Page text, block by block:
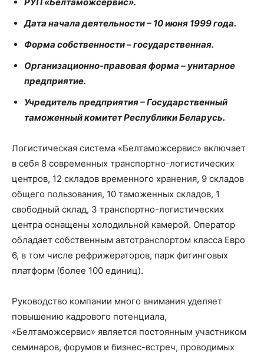
Дата начала деятельности – 10 июня 1999 года.
Форма собственности – государственная.
Организационно-правовая форма – унитарное
предприятие.
Учредитель предприятия – Государственный
таможенный комитет Республики Беларусь.
Логистическая система «Белтаможсервис» включает
в себя 8 современных транспортно-логистических
центров, 12 складов временного хранения, 9 складов
общего пользования, 10 таможенных складов, 1
свободный склад, 3 транспортно-логистических
центра оснащены холодильной камерой. Оператор
обладает собственным автотранспортом класса Евро
6, в том числе рефрижераторов, парк фитинговых
платформ (более 100 единиц).
Руководство компании много внимания уделяет
повышению кадрового потенциала,
«Белтаможсервис» является постоянным участником
семинаров, форумов и бизнес-встреч, проводимых